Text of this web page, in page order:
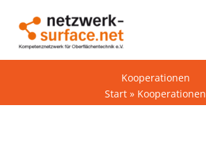
Inhalt
springen
Kooperationen
Start
Kooperationen